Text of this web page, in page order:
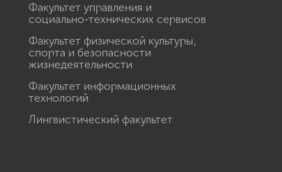
Факультет управления и
социально-технических сервисов
Факультет физической культуры,
спорта и безопасности
жизнедеятельности
Факультет информационных
технологий
Лингвистический факультет